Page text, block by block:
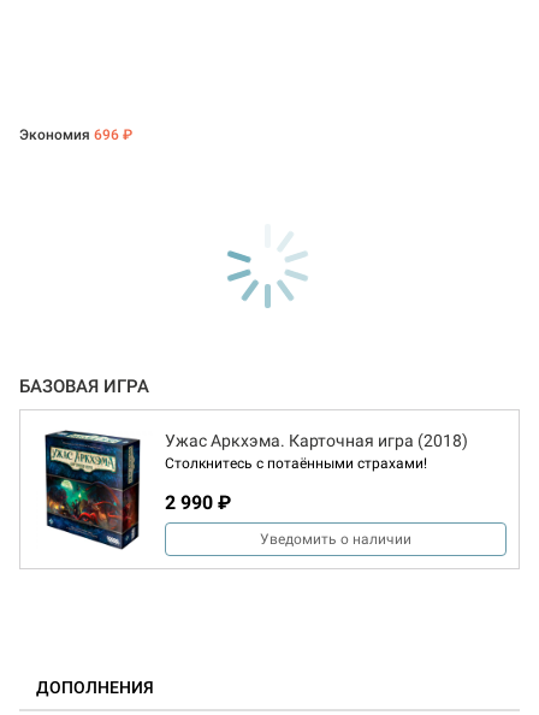
Экономия 696 ₽
БАЗОВАЯ ИГРА
Ужас Аркхэма. Карточная игра (2018)
Столкнитесь с потаёнными страхами!
2 990 ₽
Уведомить о наличии
ДОПОЛНЕНИЯ